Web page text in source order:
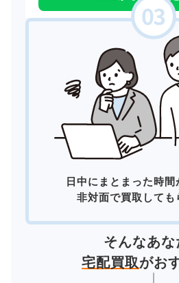
日中にまとまった時間
非対面で買取しても
そんなあな
宅配買取がお